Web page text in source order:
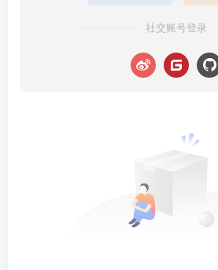
社交账号登录